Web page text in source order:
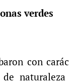
verdes
con
naturaleza